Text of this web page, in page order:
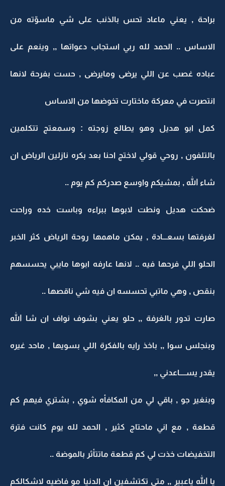
براحة , يعني ماعاد تحس بالذنب على شي ماسوّته من
الاساس .. الحمد لله ربي استجاب دعواتها ,, وينعم على
عباده غصب عن اللي يرضى ومايرضى , حست بفرحة لانها
انتصرت في معركة ماختارت تخوضها من الاساس
كمل ابو هديل وهو يطالع زوجته : وسمعتج تتكلمين
بالتلفون , روحي قولي لاختج احنا بعد بكره نازلين الرياض ان
شاء الله , بمشيكم واوسع صدركم كم يوم ..
ضحكت هديل ونطت لابوها ببراءه وباست خده وراحت
لغرفتها بسعـــادة , يمكن ماهمها روحة الرياض كثر الخبر
الحلو اللي فرحها فيه .. لانها عارفه ابوها مايبي يحسسهم
بنقص , وهي ماتبي تحسسه ان فيه شي ناقصها ..
صارت تدور بالغرفة ,, حلو يعني بشوف نواف ان شا الله
وبنجلس سوا ,, باخذ رايه بالفكرة اللي بسويها , ماحد غيره
يقدر يســــاعدني ,,
وبنغير جو , باقي لي من المكافأه شوي , بشتري فيهم كم
قطعة , مع اني ماحتاج كثير , الحمد لله يوم كانت فترة
التخفيضات خذت لي كم قطعة ماتتأثر بالموضة ..
يا الله ياعبير ,, متى تكتشفين ان الدنيا مو فاضيه لاشكالكم